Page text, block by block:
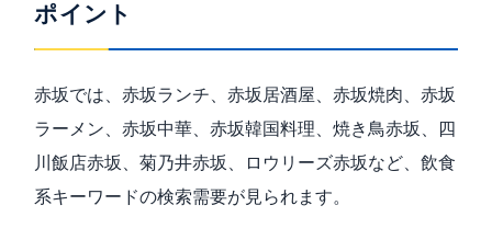
ポイント
赤坂では、赤坂ランチ、赤坂居酒屋、赤坂焼肉、赤坂
ラーメン、赤坂中華、赤坂韓国料理、焼き鳥赤坂、四
川飯店赤坂、菊乃井赤坂、ロウリーズ赤坂など、飲食
系キーワードの検索需要が見られます。